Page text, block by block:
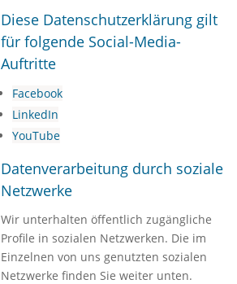
Diese Datenschutzerklärung gilt
für folgende Social-Media-
Auftritte
Facebook
LinkedIn
YouTube
Datenverarbeitung durch soziale
Netzwerke
Wir unterhalten öffentlich zugängliche
Profile in sozialen Netzwerken. Die im
Einzelnen von uns genutzten sozialen
Netzwerke finden Sie weiter unten.